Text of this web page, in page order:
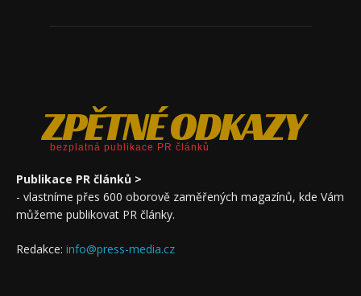
ZPĚTNÉ ODKAZY
bezplatná publikace PR článků
Publikace PR článků >
- vlastníme přes 600 oborově zaměřených magazínů, kde Vám
můžeme publikovat PR články.
Redakce: info@press-media.cz